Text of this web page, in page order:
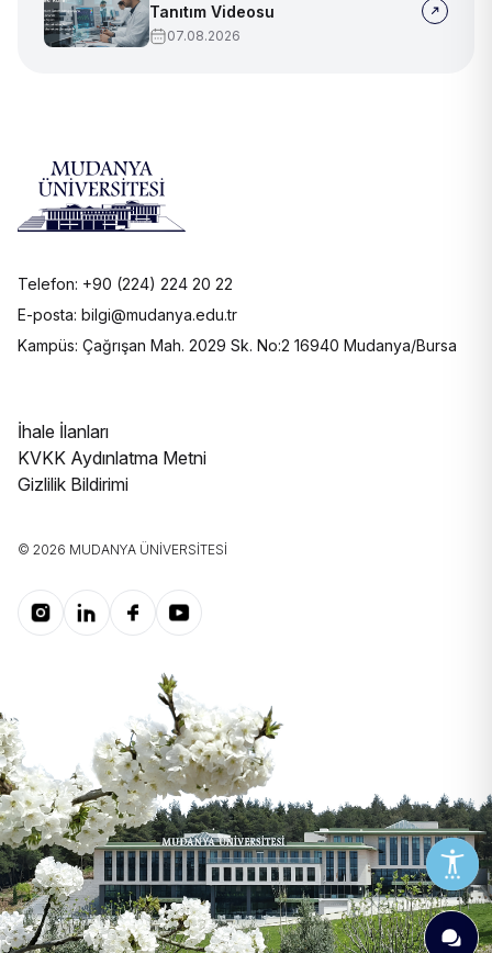
Tanıtım Videosu
07.08.2026
Telefon: +90 (224) 224 20 22
E-posta: bilgi@mudanya.edu.tr
Kampüs: Çağrışan Mah. 2029 Sk. No:2 16940 Mudanya/Bursa
İhale İlanları
KVKK Aydınlatma Metni
Gizlilik Bildirimi
© 2026 MUDANYA ÜNIVERSITESI